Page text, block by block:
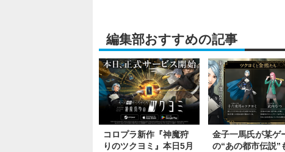
編集部おすすめの記事
コロプラ新作『神魔狩
りのツクヨミ』本日5月
金子一馬氏が某ゲ
の“あの都市伝説”